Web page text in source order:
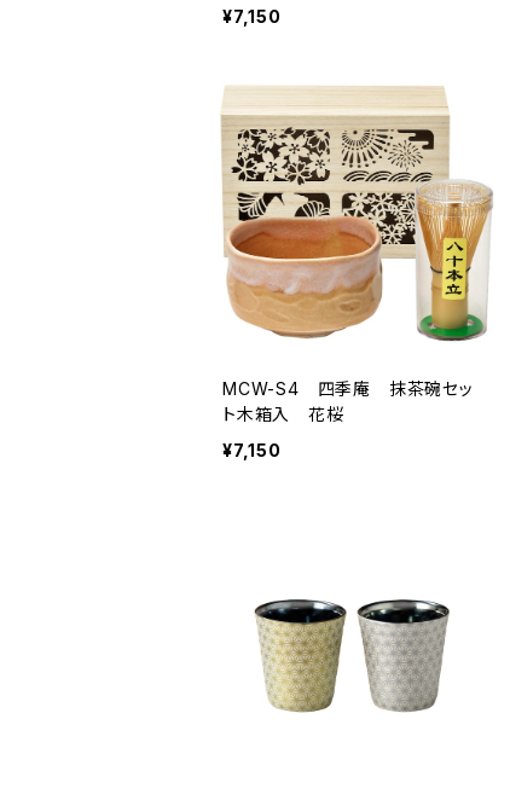
¥7,150
MCW-S4 四季庵 抹茶碗セッ
ト木箱入 花桜
¥7,150